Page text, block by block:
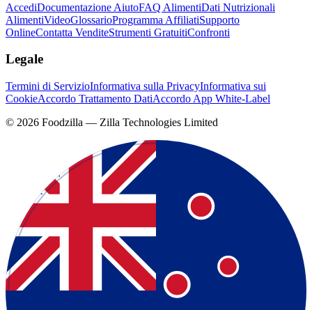
AccediDocumentazione AiutoFAQ AlimentiDati Nutrizionali
AlimentiVideoGlossarioProgramma AffiliatiSupporto
OnlineContatta VenditeStrumenti GratuitiConfronti
Legale
Termini di ServizioInformativa sulla PrivacyInformativa sui
CookieAccordo Trattamento DatiAccordo App White-Label
© 2026 Foodzilla — Zilla Technologies Limited